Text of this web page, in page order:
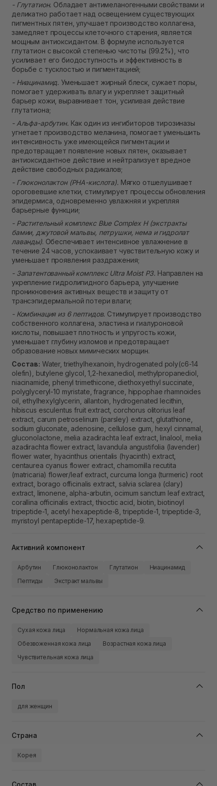
- Глутатион. Обладает антимеланогенными свойствами и
деликатно работает над освещением существующих
пигментных пятен, улучшает производство коллагена,
замедляет процессы клеточного старения, является
мощным антиоксидантом. В формуле используется
глутатион с высокой степенью чистоты (99.2%), что
усиливает его биодоступность и эффективность в
борьбе с тусклостью и пигментацией;
- Ниацинамид. Уменьшает жирный блеск, сужает поры,
помогает удерживать влагу и укрепляет защитный
барьер кожи, выравнивает тон, усиливая действие
глутатиона;
- Альфа-арбутин. Как один из ингибиторов тирозиназы
угнетает производство меланина, помогает уменьшить
интенсивность уже имеющейся пигментации и
предотвращает появление новых пятен, оказывает
антиоксидантное действие и нейтрализует вредное
действие свободных радикалов;
- Глюконолактон (PHA-кислота). Мягко отшелушивает
ороговевшие клетки, стимулирует процессы обновления
эпидермиса, одновременно увлажняя и укрепляя
барьерные функции;
- Растительный комплекс Blue Complex H (экстракты
бамии, джутовой мальвы, петрушки, нема и гидролат
лаванды). Обеспечивает интенсивное увлажнение в
течение 24 часов, успокаивает чувствительную кожу и
уменьшает проявления раздражения;
- Запатентованный комплекс Ultra Moist P3. Направлен на
укрепление гидролипидного барьера, улучшение
проникновения активных веществ и защиту от
трансэпидермальной потери влаги;
- Комбинация из 6 пептидов. Стимулирует производство
собственного коллагена, эластина и гиалуроновой
кислоты, повышает плотность и упругость кожи,
уменьшает глубину изломов и предотвращает
образование новых мимических морщин.
Состав: Water, triethylhexanoin, hydrogenated poly(c6-14
olefin), butylene glycol, 1,2-hexanediol, methylpropanediol,
niacinamide, phenyl trimethicone, diethoxyethyl succinate,
polyglyceryl-10 myristate, fragrance, hippophae rhamnoides
oil, ethylhexylglycerin, allantoin, hydrogenated lecithin,
hibiscus esculentus fruit extract, corchorus olitorius leaf
extract, carum petroselinum (parsley) extract, glutathione,
sodium gluconate, adenosine, cellulose gum, hexyl cinnamal,
gluconolactone, melia azadirachta leaf extract, linalool, melia
azadirachta flower extract, lavandula angustifolia (lavender)
flower water, hyacinthus orientalis (hyacinth) extract,
centaurea cyanus flower extract, chamomilla recutita
(matricaria) flower/leaf extract, curcuma longa (turmeric) root
extract, borago officinalis extract, salvia sclarea (clary)
extract, limonene, alpha-arbutin, ocimum sanctum leaf extract,
corallina officinalis extract, thioctic acid, biotin, biotinoyl
tripeptide-1, acetyl hexapeptide-8, tripeptide-1, tripeptide-3,
myristoyl pentapeptide-17, hexapeptide-9.
Активний компонент
Арбутин Глюконолактон Глутатион
Ниацинамид
Пептиды
Экстракт мальвы
Средство по применению
Сухая кожа лица
Нормальная кожа лица
Обезвоженная кожа лица
Возрастная кожа лица
Чувствительная кожа лица
Пол
для женщин
Страна
Корея
Состав